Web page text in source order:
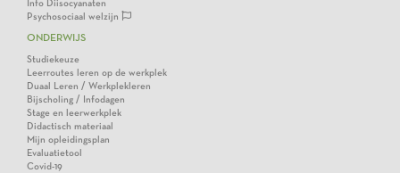
Info Diisocyanaten
Psychosociaal welzijn
ONDERWIJS
Studiekeuze
Leerroutes leren op de werkplek
Duaal Leren / Werkplekleren
Bijscholing / Infodagen
Stage en leerwerkplek
Didactisch materiaal
Mijn opleidingsplan
Evaluatietool
Covid-19